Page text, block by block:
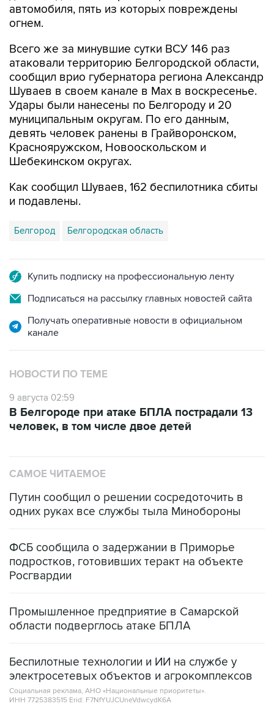
автомобиля, пять из которых повреждены
огнем.
Всего же за минувшие сутки ВСУ 146 раз
атаковали территорию Белгородской области,
сообщил врио губернатора региона Александр
Шуваев в своем канале в Мах в воскресенье.
Удары были нанесены по Белгороду и 20
муниципальным округам. По его данным,
девять человек ранены в Грайворонском,
Краснояружском, Новооскольском и
Шебекинском округах.
Как сообщил Шуваев, 162 беспилотника сбиты
и подавлены.
Белгород Белгородская область
Купить подписку на профессиональную ленту
Подписаться на рассылку главных новостей сайта
Получать оперативные новости в официальном
канале
НОВОСТИ ПО ТЕМЕ
9 августа 02:59
В Белгороде при атаке БПЛА пострадали 13
человек, в том числе двое детей
САМОЕ ЧИТАЕМОЕ
Путин сообщил о решении сосредоточить в
одних руках все службы тыла Минобороны
ФСБ сообщила о задержании в Приморье
подростков, готовивших теракт на объекте
Росгвардии
Промышленное предприятие в Самарской
области подверглось атаке БПЛА
Беспилотные технологии и ИИ на службе у
электросетевых объектов и агрокомплексов
Социальная реклама, АНО «Национальные приоритеты».
ИНН 7725383515 Erid: F7NfYUJCUneVdwcydK6A